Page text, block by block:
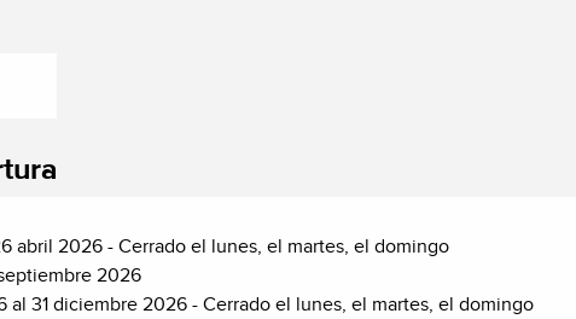
abril 2026 - Cerrado el lunes, el martes, el domingo
2026
al 31 diciembre 2026 - Cerrado el lunes, el martes, el domingo